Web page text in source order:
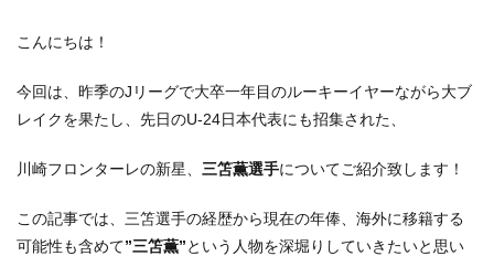
こんにちは！
今回は、昨季のJリーグで大卒一年目のルーキーイヤーながら大ブ
レイクを果たし、先日のU-24日本代表にも招集された、
川崎フロンターレの新星、 三笘薫選手についてご紹介致します！
この記事では、三笘選手の経歴から現在の年俸、海外に移籍する
可能性も含めて”三笘薫”という人物を深堀りしていきたいと思い